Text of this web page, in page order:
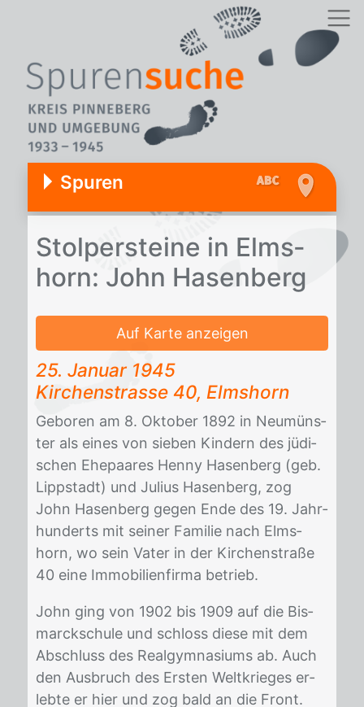
Spuren
Stol­per­stei­ne in Elms­
horn: John Ha­sen­berg
Auf Karte anzeigen
25. Ja­nu­ar 1945
Kir­chen­stras­se 40, Elms­horn
Ge­bo­ren am 8. Ok­to­ber 1892 in Neu­müns­
ter als ei­nes von sie­ben Kin­dern des jü­di­
schen Ehe­paa­res Hen­ny Ha­sen­berg (geb.
Lipp­stadt) und Ju­li­us Ha­sen­berg, zog
John Ha­sen­berg ge­gen Ende des 19. Jahr­
hun­derts mit sei­ner Fa­mi­lie nach Elms­
horn, wo sein Va­ter in der Kir­chen­stra­ße
40 eine Im­mo­bi­li­en­fir­ma be­trieb.
John ging von 1902 bis 1909 auf die Bis­
marck­schu­le und schloss die­se mit dem
Ab­schluss des Re­al­gym­na­si­ums ab. Auch
den Aus­bruch des Ers­ten Welt­krie­ges er­
leb­te er hier und zog bald an die Front.